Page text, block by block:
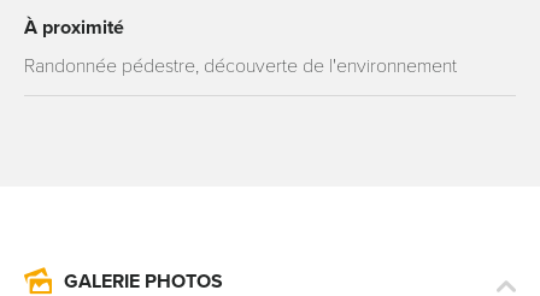
À proximité
Randonnée pédestre, découverte de l'environnement
GALERIE PHOTOS